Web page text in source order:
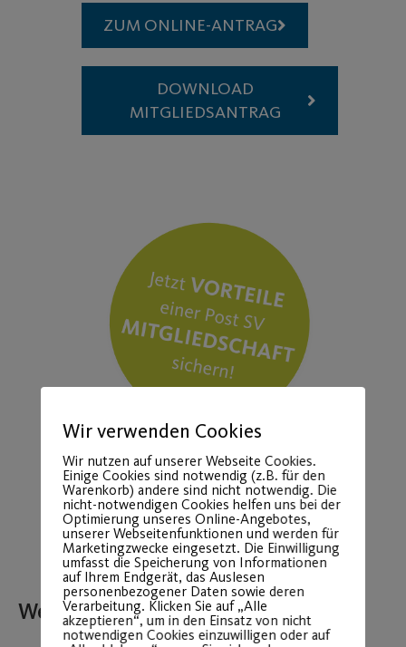
ZUM ONLINE-ANTRAG
DOWNLOAD
MITGLIEDSANTRAG
Weitere Beiträge
Wir verwenden Cookies
Wir nutzen auf unserer Webseite Cookies.
Einige Cookies sind notwendig (z.B. für den
Warenkorb) andere sind nicht notwendig. Die
nicht-notwendigen Cookies helfen uns bei der
Optimierung unseres Online-Angebotes,
unserer Webseitenfunktionen und werden für
Marketingzwecke eingesetzt. Die Einwilligung
umfasst die Speicherung von Informationen
auf Ihrem Endgerät, das Auslesen
personenbezogener Daten sowie deren
Verarbeitung. Klicken Sie auf „Alle
akzeptieren“, um in den Einsatz von nicht
notwendigen Cookies einzuwilligen oder auf